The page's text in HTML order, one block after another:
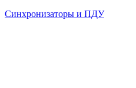
Синхронизаторы и ПДУ